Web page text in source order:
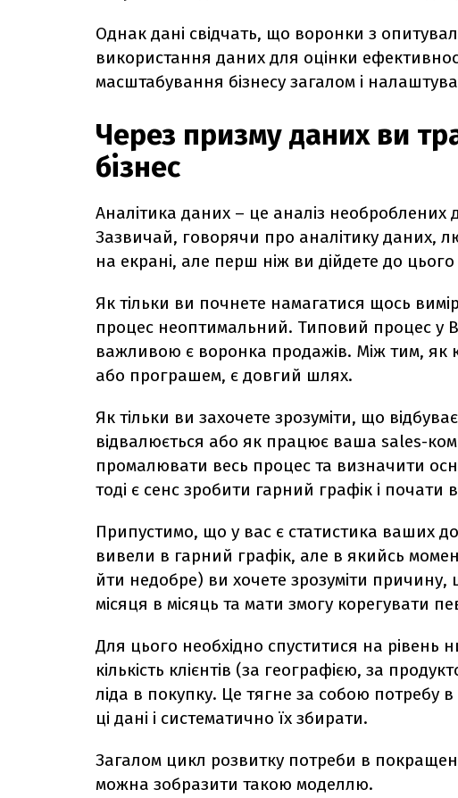
Однак дані свідчать, що воронки з
використання даних для оцінки
масштабування бізнесу загалом і
Через призму даних ви
бізнес
Аналітика даних – це аналіз
Зазвичай, говорячи про аналітику даних,
на екрані, але перш ніж ви дійдете до
Як тільки ви почнете намагатися щось
процес неоптимальний. Типовий процес у
важливою є воронка продажів. Між тим, як
або програшем, є довгий шлях.
Як тільки ви захочете зрозуміти, що
відвалюється або як працює ваша sales-
промалювати весь процес та визначити
тоді є сенс зробити гарний графік і почати
Припустимо, що у вас є статистика ваших
вивели в гарний графік, але в якийсь
йти недобре) ви хочете зрозуміти
місяця в місяць та мати змогу корегувати
Для цього необхідно спуститися на рівень
кількість клієнтів (за географією, за
ліда в покупку. Це тягне за собою потребу
ці дані і систематично їх збирати.
Загалом цикл розвитку потреби в
можна зобразити такою моделлю.